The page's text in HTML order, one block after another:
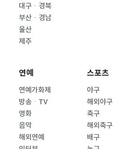
대구ㆍ경북
부산ㆍ경남
울산
제주
연예
연예가화제
방송ㆍTV
영화
음악
해외연예
스포츠
야구
해외야구
축구
해외축구
배구